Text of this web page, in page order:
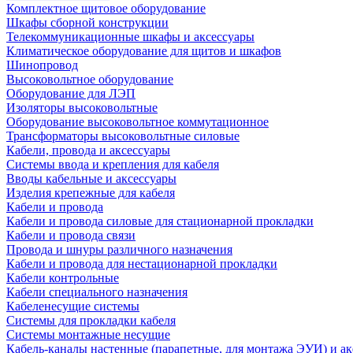
Комплектное щитовое оборудование
Шкафы сборной конструкции
Телекоммуникационные шкафы и аксессуары
Климатическое оборудование для щитов и шкафов
Шинопровод
Высоковольтное оборудование
Оборудование для ЛЭП
Изоляторы высоковольтные
Оборудование высоковольтное коммутационное
Трансформаторы высоковольтные силовые
Кабели, провода и аксессуары
Системы ввода и крепления для кабеля
Вводы кабельные и аксессуары
Изделия крепежные для кабеля
Кабели и провода
Кабели и провода силовые для стационарной прокладки
Кабели и провода связи
Провода и шнуры различного назначения
Кабели и провода для нестационарной прокладки
Кабели контрольные
Кабели специального назначения
Кабеленесущие системы
Системы для прокладки кабеля
Системы монтажные несущие
Кабель-каналы настенные (парапетные, для монтажа ЭУИ) и